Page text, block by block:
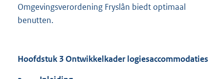
Omgevingsverordening Fryslân biedt optimaal
benutten.
Hoofdstuk 3 Ontwikkelkader logiesaccommodaties